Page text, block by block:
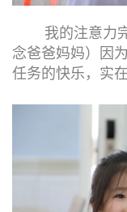
我的注意力完
念爸爸妈妈）因
任务的快乐，实